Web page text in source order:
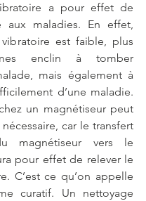
a pour effet de
aux maladies. En effet,
est faible, plus
enclin à tomber
mais également à
d’une maladie.
un magnétiseur peut
nécessaire, car le transfert
magnétiseur vers le
pour effet de relever le
C’est ce qu’on appelle
curatif. Un nettoyage